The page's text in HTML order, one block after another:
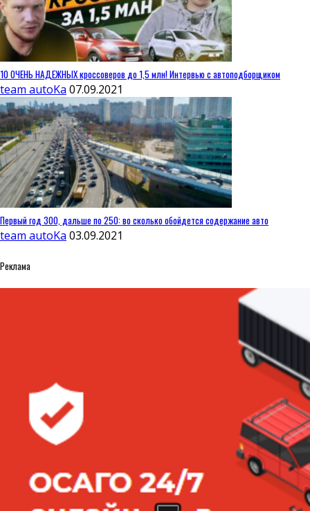
10 ОЧЕНЬ НАДЕЖНЫХ кроссоверов до 1,5 млн! Интервью с автоподборщиком
team autoKa 07.09.2021
Первый год 300, дальше по 250: во сколько обойдется содержание авто
team autoKa 03.09.2021
Реклама